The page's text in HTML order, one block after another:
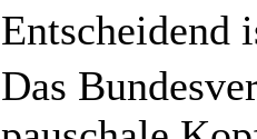
Entscheidend
Das